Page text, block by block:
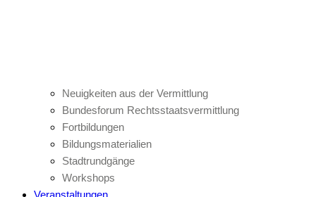
Neuigkeiten aus der Vermittlung
Bundesforum Rechtsstaatsvermittlung
Fortbildungen
Bildungsmaterialien
Stadtrundgänge
Workshops